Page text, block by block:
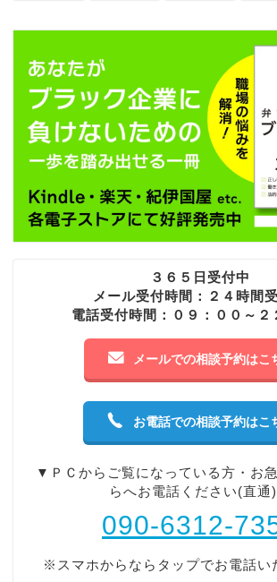
３６５日受付中
メール受付時間：２４時間
電話受付時間：０９：００～２
メールでの相談予約はこ
お電話での相談予約はこ
▼ＰＣからご覧になっている方・お
らへお電話ください(直
090-6312-
※スマホからならタップでお電話い